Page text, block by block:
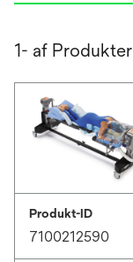
1- af Produkter
Produkt-ID
7100212590